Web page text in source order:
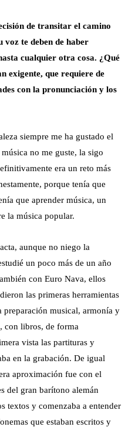
de transitar el camino
te deben de haber
cualquier otra cosa. ¿Qué
exigente, que requiere de
con la pronunciación y los
siempre me ha gustado el
no me guste, la sigo
era un reto más
porque tenía que
que aprender música, un
la música popular.
aunque no niego la
un poco más de un año
con Euro Nava, ellos
las primeras herramientas
musical, armonía y
con libros, de forma
vista las partituras y
en la grabación. De igual
aproximación fue con el
del gran barítono alemán
textos y comenzaba a entender
que estaban escritos y